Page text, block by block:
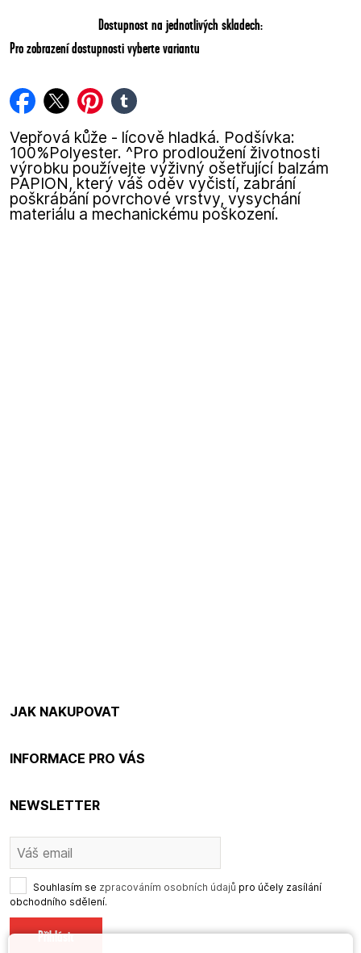
Dostupnost na jednotlivých skladech:
Pro zobrazení dostupnosti vyberte variantu
facebook
twitterpinterest
tumblr
Vepřová kůže - lícově hladká. Podšívka:
100%Polyester. ^Pro prodloužení životnosti
výrobku používejte výživný ošetřující balzám
PAPION, který váš oděv vyčistí, zabrání
poškrábání povrchové vrstvy, vysychání
materiálu a mechanickému poškození.
JAK NAKUPOVAT
INFORMACE PRO VÁS
NEWSLETTER
Souhlasím se zpracováním osobních údajů pro účely zasílání
obchodního sdělení.